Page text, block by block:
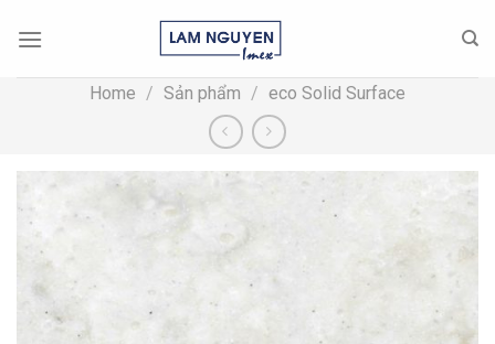
Home / Sản phẩm / eco Solid Surface